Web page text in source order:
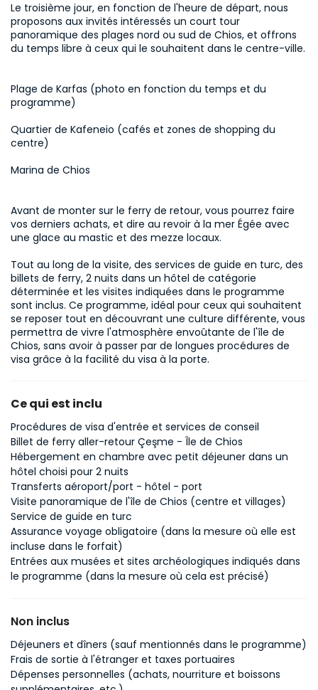
Le troisième jour, en fonction de l'heure de départ, nous
proposons aux invités intéressés un court tour
panoramique des plages nord ou sud de Chios, et offrons
Plage de Karfas (photo en fonction du temps et du
programme)
Quartier de Kafeneio (cafés et zones de shopping du
centre)
Marina de Chios
Avant de monter sur le ferry de retour, vous pourrez faire
vos derniers achats, et dire au revoir à la mer Égée avec
une glace au mastic et des mezze locaux.
Tout au long de la visite, des services de guide en turc, des
billets de ferry, 2 nuits dans un hôtel de catégorie
déterminée et les visites indiquées dans le programme
sont inclus. Ce programme, idéal pour ceux qui souhaitent
se reposer tout en découvrant une culture différente, vous
permettra de vivre l'atmosphère envoûtante de l'île de
Chios, sans avoir à passer par de longues procédures de
visa grâce à la facilité du visa à la porte.
Ce qui est inclu
Procédures de visa d'entrée et services de conseil
Billet de ferry aller-retour Çeşme - Île de Chios
Hébergement en chambre avec petit déjeuner dans un
hôtel choisi pour 2 nuits
Transferts aéroport/port - hôtel - port
Visite panoramique de l'île de Chios (centre et villages)
Service de guide en turc
Assurance voyage obligatoire (dans la mesure où elle est
incluse dans le forfait)
Entrées aux musées et sites archéologiques indiqués dans
le programme (dans la mesure où cela est précisé)
Non inclus
Déjeuners et dîners (sauf mentionnés dans le programme)
Frais de sortie à l'étranger et taxes portuaires
Dépenses personnelles (achats, nourriture et boissons